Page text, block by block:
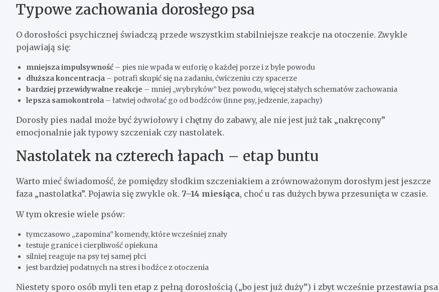
Typowe zachowania dorosłego psa
O dorosłości psychicznej świadczą przede wszystkim stabilniejsze reakcje na otoczenie. Zwykle
pojawiają się:
mniejsza impulsywność – pies nie wpada w euforię o każdej porze i z byle powodu
dłuższa koncentracja – potrafi skupić się na zadaniu, ćwiczeniu czy spacerze
bardziej przewidywalne reakcje – mniej „wybryków” bez powodu, więcej stałych schematów zachowania
lepsza samokontrola – łatwiej odwołać go od bodźców (inne psy, jedzenie, zapachy)
Dorosły pies nadal może być żywiołowy i chętny do zabawy, ale nie jest już tak „nakręcony”
emocjonalnie jak typowy szczeniak czy nastolatek.
Nastolatek na czterech łapach – etap buntu
Warto mieć świadomość, że pomiędzy słodkim szczeniakiem a zrównoważonym dorosłym jest jeszcze
faza „nastolatka”. Pojawia się zwykle ok. 7–14 miesiąca, choć u ras dużych bywa przesunięta w czasie.
W tym okresie wiele psów:
tymczasowo „zapomina” komendy, które wcześniej znały
testuje granice i cierpliwość opiekuna
silniej reaguje na psy tej samej płci
jest bardziej podatnych na stres i bodźce z otoczenia
Niestety sporo osób myli ten etap z pełną dorosłością („bo jest już duży”) i zbyt wcześnie przestawia psa